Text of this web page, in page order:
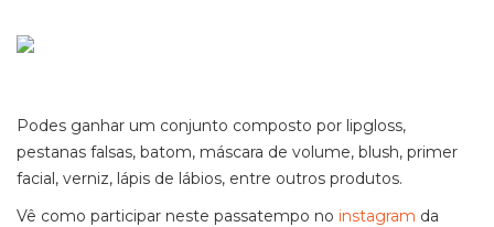
Podes ganhar um conjunto composto por lipgloss,
pestanas falsas, batom, máscara de volume, blush, primer
facial, verniz, lápis de lábios, entre outros produtos.
Vê como participar neste passatempo no instagram da